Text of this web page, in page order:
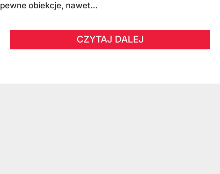
pewne obiekcje, nawet...
CZYTAJ DALEJ